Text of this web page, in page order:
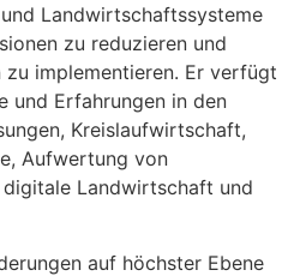
Landwirtschaftssysteme
zu reduzieren und
implementieren. Er verfügt
und Erfahrungen in den
Kreislaufwirtschaft,
Aufwertung von
Landwirtschaft und
auf höchster Ebene